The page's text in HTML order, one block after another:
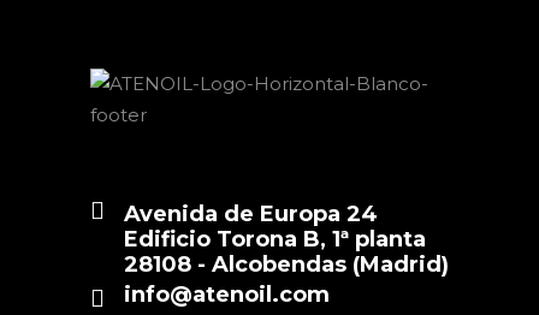
Avenida de Europa 24
Edificio Torona B, 1ª planta
28108 - Alcobendas (Madrid)
info@atenoil.com